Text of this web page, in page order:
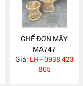
GHẾ ĐƠN MÂY
MA747
Giá: LH - 0938 423
805